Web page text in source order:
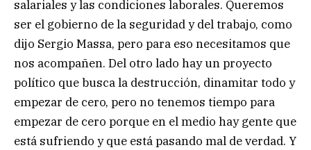
salariales y las condiciones laborales. Queremos
ser el gobierno de la seguridad y del trabajo, como
dijo Sergio Massa, pero para eso necesitamos que
nos acompañen. Del otro lado hay un proyecto
político que busca la destrucción, dinamitar todo y
empezar de cero, pero no tenemos tiempo para
empezar de cero porque en el medio hay gente que
está sufriendo y que está pasando mal de verdad. Y